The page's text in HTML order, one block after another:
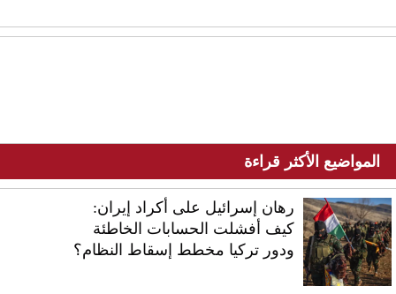
المواضيع الأكثر قراءة
رهان إسرائيل على أكراد إيران:
كيف أفشلت الحسابات الخاطئة
ودور تركيا مخطط إسقاط النظام؟